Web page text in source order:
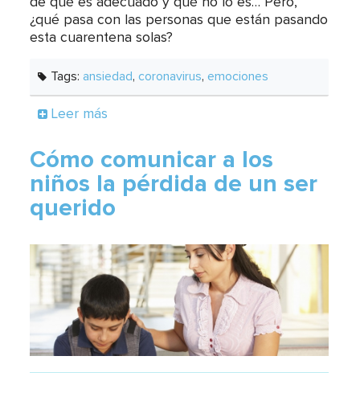
¿qué pasa con las personas que están pasando
esta cuarentena solas?
Tags:ansiedad,coronavirus,emociones
Leer más
Cómo comunicar a los
niños la pérdida de un ser
querido